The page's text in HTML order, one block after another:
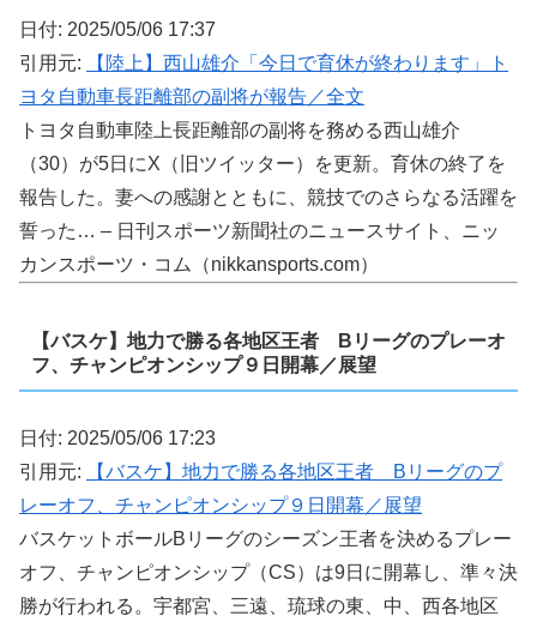
日付: 2025/05/06 17:37
引用元:
【陸上】西山雄介「今日で育休が終わります」ト
ヨタ自動車長距離部の副将が報告／全文
トヨタ自動車陸上長距離部の副将を務める西山雄介
（30）が5日にX（旧ツイッター）を更新。育休の終了を
報告した。妻への感謝とともに、競技でのさらなる活躍を
誓った… – 日刊スポーツ新聞社のニュースサイト、ニッ
カンスポーツ・コム（nikkansports.com）
【バスケ】地力で勝る各地区王者 Bリーグのプレーオ
フ、チャンピオンシップ９日開幕／展望
日付: 2025/05/06 17:23
引用元:
【バスケ】地力で勝る各地区王者 Bリーグのプ
レーオフ、チャンピオンシップ９日開幕／展望
バスケットボールBリーグのシーズン王者を決めるプレー
オフ、チャンピオンシップ（CS）は9日に開幕し、準々決
勝が行われる。宇都宮、三遠、琉球の東、中、西各地区